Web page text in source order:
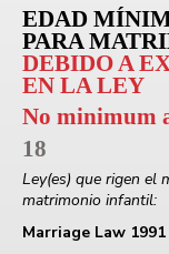
EDAD
PARA
DEBIDO A
EN LA LEY
No minimum
18
Ley(es) que rigen el
matrimonio infantil:
Marriage Law 1991